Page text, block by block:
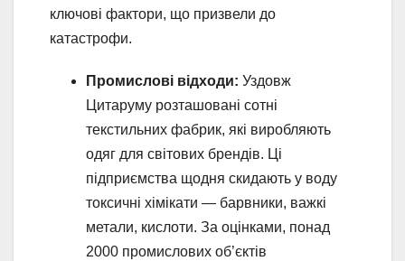
ключові фактори, що призвели до
катастрофи.
Промислові відходи: Уздовж
Цитаруму розташовані сотні
текстильних фабрик, які виробляють
одяг для світових брендів. Ці
підприємства щодня скидають у воду
токсичні хімікати — барвники, важкі
метали, кислоти. За оцінками, понад
2000 промислових об’єктів